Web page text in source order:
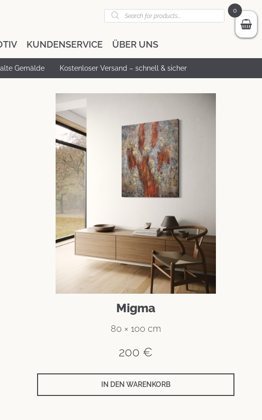
Products
search
KUNDENSERVICE ÜBER UNS
Gemälde Kostenloser Versand – schnell & sicher
Migma
80 × 100 cm
200 €
IN DEN WARENKORB
0